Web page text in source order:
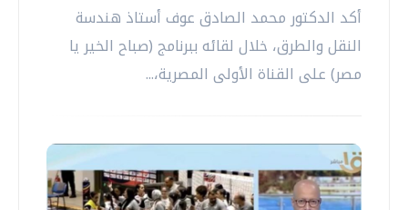
أكد الدكتور محمد الصادق عوف أستاذ هندسة
النقل والطرق، خلال لقائه ببرنامج (صباح الخير يا
مصر) على القناة الأولى المصرية،...